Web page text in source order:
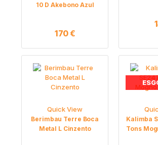
10 D Akebono Azul
170€
Quick View
Berimbau Terre Boca
Metal L Cinzento
Kalimba
Tons